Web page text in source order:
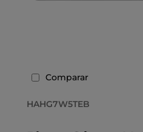
Comparar
HAHG7W5TEB